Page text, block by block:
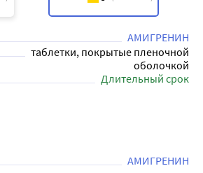
АМИГРЕНИН
таблетки, покрытые пленочной
оболочкой
Длительный срок
АМИГРЕНИН